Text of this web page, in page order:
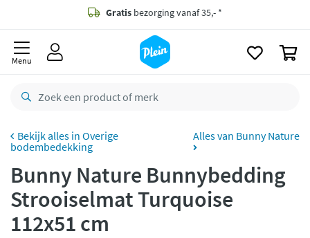
Gratis bezorging vanaf 35,- *
Bestelling uiterlijkzaterdag
retourneren
bezorgd
Menu
Overige
bodembedekking
Alles van Bunny Nature
Bunny Nature Bunnybedding
Strooiselmat Turquoise
112x51 cm